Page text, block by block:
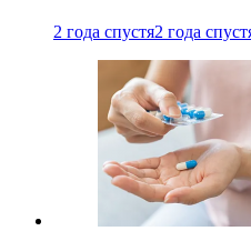
2 года спустя2 года